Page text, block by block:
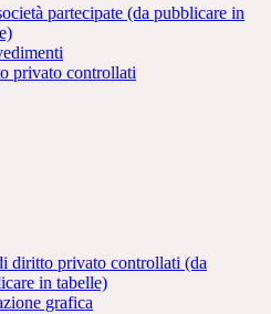
partecipate (da pubblicare in
privato controllati
diritto privato controllati (da
in tabelle)
grafica